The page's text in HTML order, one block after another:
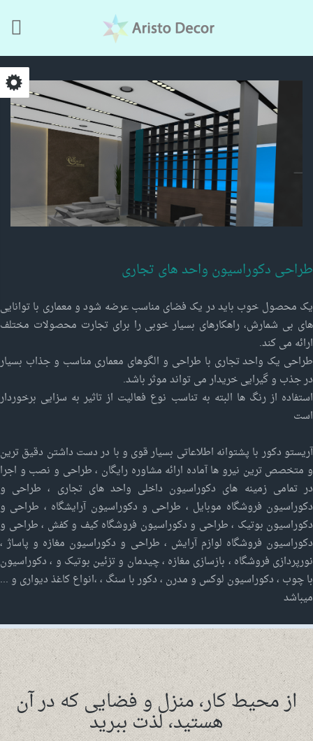
طراحی دکوراسیون واحد های تجاری
یک محصول خوب باید در یک فضای مناسب عرضه شود و معماری با توانایی
های بی شمارش، راهکارهای بسیار خوبی را برای تجارت محصولات مختلف
ارائه می کند.
طراحی یک واحد تجاری با طراحی و الگوهای معماری مناسب و جذاب بسیار
در جذب و گیرایی خریدار می تواند موثر باشد.
استفاده از رنگ ها البته به تناسب نوع فعالیت از تاثیر به سزایی برخوردار
است
آریستو دکور با پشتوانه اطلاعاتی بسیار قوی و با در دست داشتن دقیق ترین
و متخصص ترین نیرو ها آماده ارائه مشاوره رایگان ، طراحی و نصب و اجرا
در تمامی زمینه های دکوراسیون داخلی واحد های تجاری ، طراحی و
دکوراسیون فروشگاه موبایل ، طراحی و دکوراسیون آرایشگاه ، طراحی و
دکوراسیون بوتیک ، طراحی و دکوراسیون فروشگاه کیف و کفش ، طراحی و
دکوراسیون فروشگاه لوازم آرایش ، طراحی و دکوراسیون مغازه و پاساژ ،
نورپردازی فروشگاه ، بازسازی مغازه ، چیدمان و تزئین بوتیک و ، دکوراسیون
با چوب ، دکوراسیون لوکس و مدرن ، دکور با سنگ ، ،انواع کاغذ دیواری و ...
میباشد
از محیط کار، منزل و فضایی که در آن
هستید، لذت ببرید